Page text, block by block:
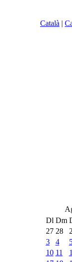
Català |
Dl Dm
27 28
3
4
10 11